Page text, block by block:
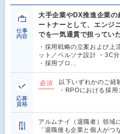
仕事
内容
大手企業やDX推進企業
ートナーとして、エンジ
でを一気通貫で担ってい
・採用戦略の立案および
ット／ペルソナ設計 ・3C
・採用プロ…
応募
資格
必須
以下いずれかのご経
・RPOにおける採
アルムナイ（退職者）領域
「退職後も企業と個人がつ